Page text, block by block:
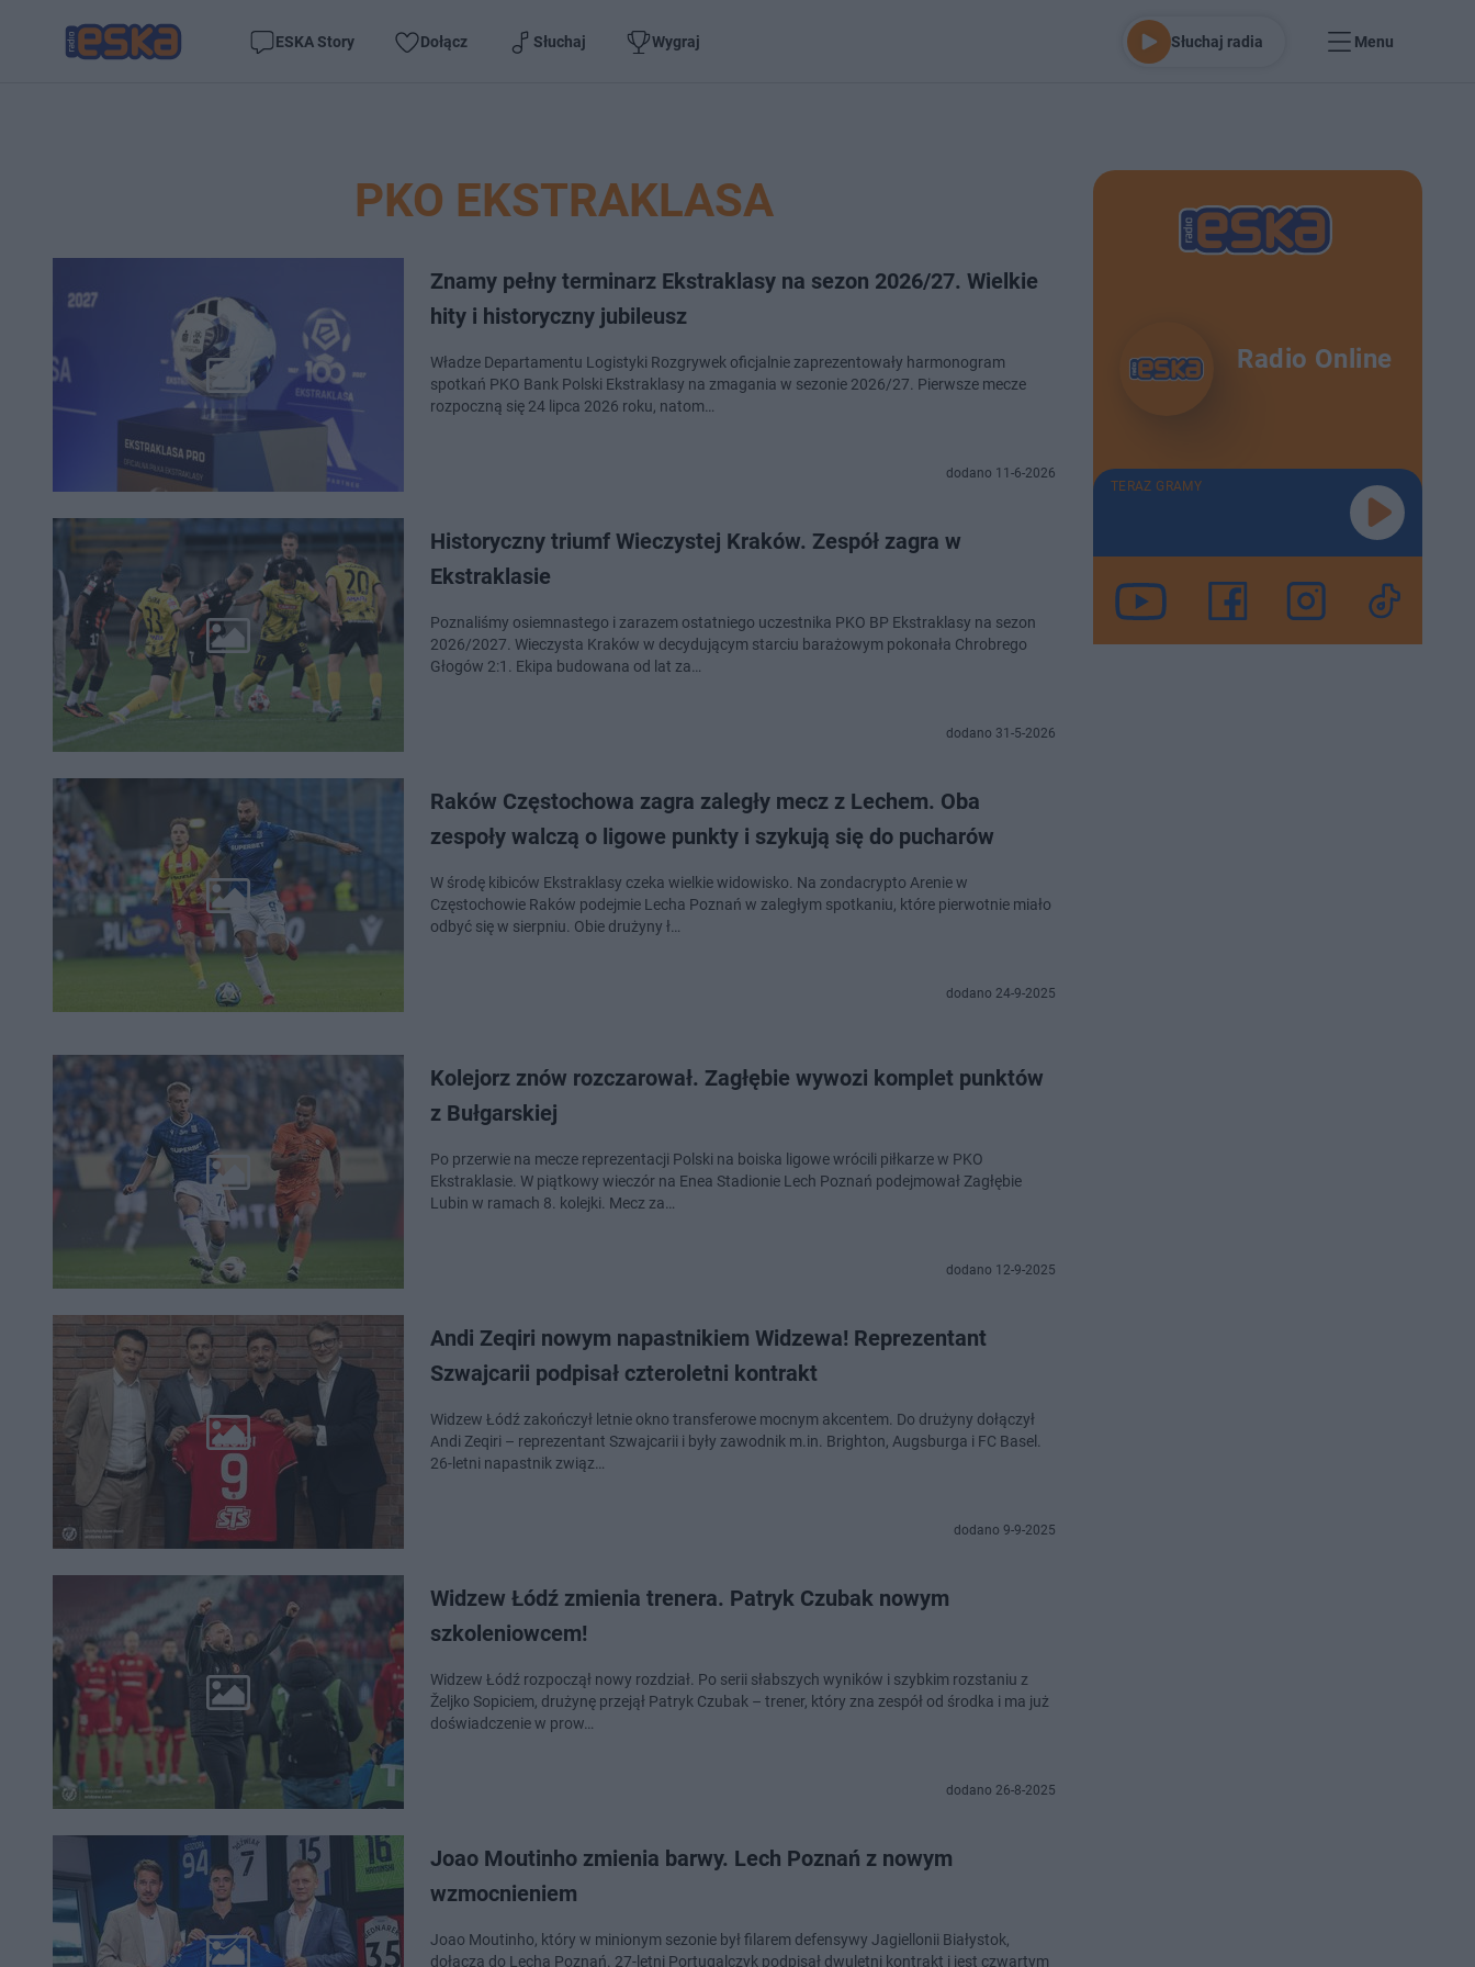
ESKA Story Dołącz Słuchaj Wygraj Słuchaj radia Menu
PKO EKSTRAKLASA
Znamy pełny terminarz Ekstraklasy na sezon 2026/27. Wielkie
hity i historyczny jubileusz
Władze Departamentu Logistyki Rozgrywek oficjalnie zaprezentowały harmonogram
spotkań PKO Bank Polski Ekstraklasy na zmagania w sezonie 2026/27. Pierwsze mecze
rozpoczną się 24 lipca 2026 roku, natom…
dodano 11-6-2026
Historyczny triumf Wieczystej Kraków. Zespół zagra w
Ekstraklasie
Poznaliśmy osiemnastego i zarazem ostatniego uczestnika PKO BP Ekstraklasy na sezon
2026/2027. Wieczysta Kraków w decydującym starciu barażowym pokonała Chrobrego
Głogów 2:1. Ekipa budowana od lat za…
dodano 31-5-2026
Raków Częstochowa zagra zaległy mecz z Lechem. Oba
zespoły walczą o ligowe punkty i szykują się do pucharów
W środę kibiców Ekstraklasy czeka wielkie widowisko. Na zondacrypto Arenie w
Częstochowie Raków podejmie Lecha Poznań w zaległym spotkaniu, które pierwotnie miało
odbyć się w sierpniu. Obie drużyny ł…
dodano 24-9-2025
Kolejorz znów rozczarował. Zagłębie wywozi komplet punktów
z Bułgarskiej
Po przerwie na mecze reprezentacji Polski na boiska ligowe wrócili piłkarze w PKO
Ekstraklasie. W piątkowy wieczór na Enea Stadionie Lech Poznań podejmował Zagłębie
Lubin w ramach 8. kolejki. Mecz za…
dodano 12-9-2025
Andi Zeqiri nowym napastnikiem Widzewa! Reprezentant
Szwajcarii podpisał czteroletni kontrakt
Widzew Łódź zakończył letnie okno transferowe mocnym akcentem. Do drużyny dołączył
Andi Zeqiri – reprezentant Szwajcarii i były zawodnik m.in. Brighton, Augsburga i FC Basel.
26-letni napastnik związ…
dodano 9-9-2025
Widzew Łódź zmienia trenera. Patryk Czubak nowym
szkoleniowcem!
Widzew Łódź rozpoczął nowy rozdział. Po serii słabszych wyników i szybkim rozstaniu z
Željko Sopiciem, drużynę przejął Patryk Czubak – trener, który zna zespół od środka i ma już
doświadczenie w prow…
dodano 26-8-2025
Joao Moutinho zmienia barwy. Lech Poznań z nowym
wzmocnieniem
Joao Moutinho, który w minionym sezonie był filarem defensywy Jagiellonii Białystok,
dołącza do Lecha Poznań. 27-letni Portugalczyk podpisał dwuletni kontrakt i jest czwartym
Radio Online
TERAZ GRAMY